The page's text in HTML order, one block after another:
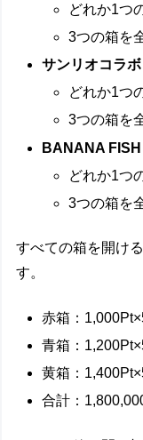
どれか1つ
3つの箱を
サンリオコラボ
どれか1つ
3つの箱を
BANANA
どれか1つ
3つの箱を
すべての箱を開け
す。
赤箱：
青箱：
黄箱：
合計：